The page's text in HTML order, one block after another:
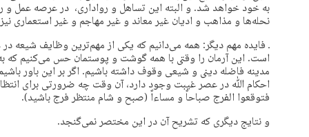
به خود خواهد شد. و البته این تساهل و رواداری، در عرصه عمل و
نحله‌ها و مذاهب و ادیان غیر معاند و غیر مهاجم و غیر استعماری
ـ فایده مهم دیگر: همه می‌دانیم که یکی از مهم‌ترین وظایف شیعه
است. این آرمان را وقتی با همه گوشت و پوستمان حس می‌کنیم که
مدینه فاضله دینی و شیعی وقوف داشته باشیم. اگر بر این باور
احکام ﷲ در عصر غیبت وجود دارد، آن وقت چه ضرورتی برای
فتوقعوا الفرج صباحاً و مساءاً (صبح و شام منتظر فرج باشید).
و نتایج دیگری که تشریح آن در این مختصر نمی‌گنجد.